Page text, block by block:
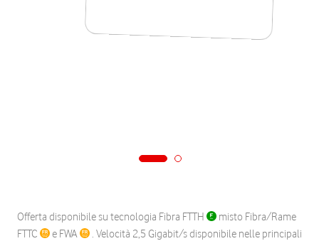
Offerta disponibile su tecnologia Fibra FTTH
misto Fibra/Rame
FTTC
e FWA
. Velocità 2,5 Gigabit/s disponibile nelle principali